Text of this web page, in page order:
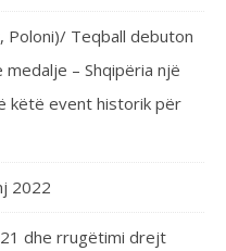
Poloni)/ Teqball debuton
– Shqipëria një
këtë event historik për
2022
dhe rrugëtimi drejt